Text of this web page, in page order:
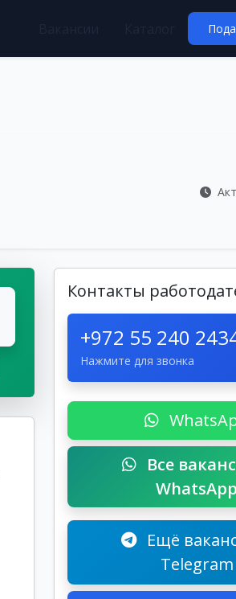
Контакты
+972 55 240
Нажмите для звонка
Все
WhatsApp
Ещё
Telegram